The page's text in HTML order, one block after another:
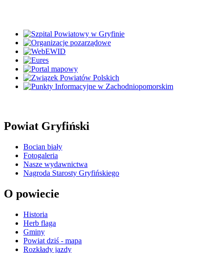
Powiat Gryfiński
Bocian biały
Fotogaleria
Nasze wydawnictwa
Nagroda Starosty Gryfińskiego
O powiecie
Historia
Herb flaga
Gminy
Powiat dziś - mapa
Rozkłady jazdy